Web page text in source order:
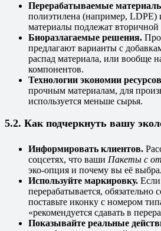
Перерабатываемые
полиэтилена (например,
материалы подлежат вторичной
Биоразлагаемые решения.
предлагают варианты с
распад материала, или вообще
компонентов.
Технологии экономии
прочным материалам, для
используется меньше сырья.
5.2. Как подчеркнуть вашу
Информировать клиентов.
соцсетях, что ваши Пакеты с
эко-опция и почему вы её
Используйте маркировку.
перерабатывается, обязательно
поставьте иконку с номером
«рекомендуется сдавать в
Показывайте реальные